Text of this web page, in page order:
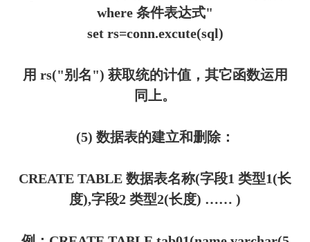
where 条件表达式"
set rs=conn.excute(sql)
用 rs("别名") 获取统的计值，其它函数运用
同上。
(5) 数据表的建立和删除：
CREATE TABLE 数据表名称(字段1 类型1(长
度),字段2 类型2(长度) …… )